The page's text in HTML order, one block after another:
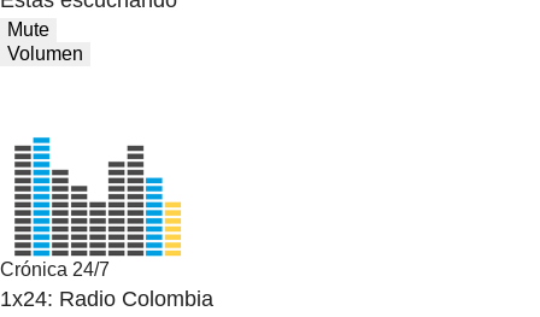
Mute
Volumen
Crónica 24/7
1x24: Radio Colombia